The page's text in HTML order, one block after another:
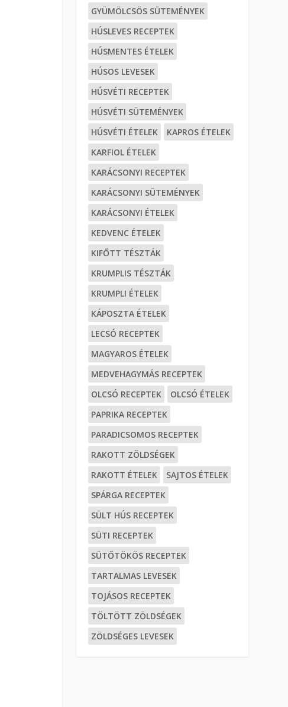
GYÜMÖLCSÖS SÜTEMÉNYEK
HÚSLEVES RECEPTEK
HÚSMENTES ÉTELEK
HÚSOS LEVESEK
HÚSVÉTI RECEPTEK
HÚSVÉTI SÜTEMÉNYEK
HÚSVÉTI ÉTELEK
KAPROS ÉTELEK
KARFIOL ÉTELEK
KARÁCSONYI RECEPTEK
KARÁCSONYI SÜTEMÉNYEK
KARÁCSONYI ÉTELEK
KEDVENC ÉTELEK
KIFŐTT TÉSZTÁK
KRUMPLIS TÉSZTÁK
KRUMPLI ÉTELEK
KÁPOSZTA ÉTELEK
LECSÓ RECEPTEK
MAGYAROS ÉTELEK
MEDVEHAGYMÁS RECEPTEK
OLCSÓ RECEPTEK
OLCSÓ ÉTELEK
PAPRIKA RECEPTEK
PARADICSOMOS RECEPTEK
RAKOTT ZÖLDSÉGEK
RAKOTT ÉTELEK
SAJTOS ÉTELEK
SPÁRGA RECEPTEK
SÜLT HÚS RECEPTEK
SÜTI RECEPTEK
SÜTŐTÖKÖS RECEPTEK
TARTALMAS LEVESEK
TOJÁSOS RECEPTEK
TÖLTÖTT ZÖLDSÉGEK
ZÖLDSÉGES LEVESEK